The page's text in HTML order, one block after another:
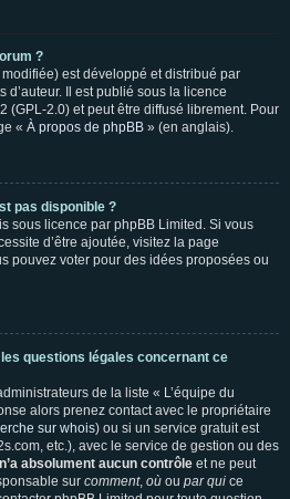
?
est développé et distribué par
d’auteur. Il est publié sous la licence
(GPL-2.0) et peut être diffusé librement. Pour
« À propos de phpBB » (en anglais).
pas disponible ?
sous licence par phpBB Limited. Si vous
d’être ajoutée, visitez la page
pouvez voter pour des idées proposées ou
questions légales concernant ce
de la liste « L’équipe du
alors prenez contact avec le propriétaire
sur whois) ou si un service gratuit est
etc.), avec le service de gestion ou des
n’a absolument aucun contrôle et ne peut
sur comment, où ou par qui ce